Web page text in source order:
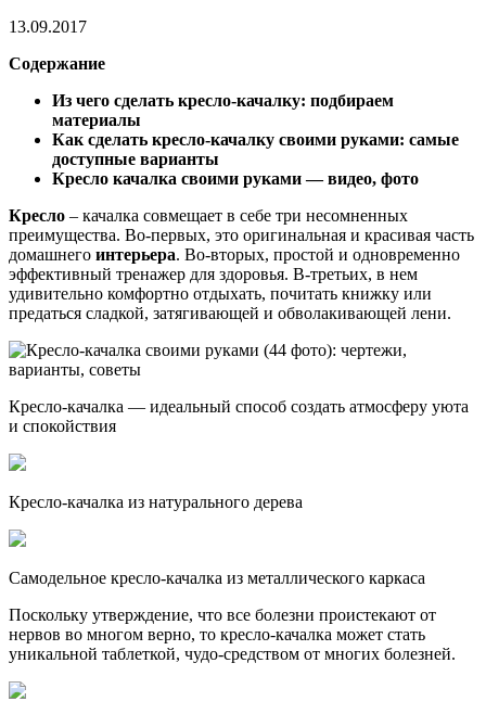
13.09.2017
Содержание
Из чего сделать кресло-качалку: подбираем
материалы
Как сделать кресло-качалку своими руками: самые
доступные варианты
Кресло качалка своими руками — видео, фото
Кресло – качалка совмещает в себе три несомненных
преимущества. Во-первых, это оригинальная и красивая часть
домашнего интерьера. Во-вторых, простой и одновременно
эффективный тренажер для здоровья. В-третьих, в нем
удивительно комфортно отдыхать, почитать книжку или
предаться сладкой, затягивающей и обволакивающей лени.
Кресло-качалка — идеальный способ создать атмосферу уюта
и спокойствия
Кресло-качалка из натурального дерева
Самодельное кресло-качалка из металлического каркаса
Поскольку утверждение, что все болезни проистекают от
нервов во многом верно, то кресло-качалка может стать
уникальной таблеткой, чудо-средством от многих болезней.